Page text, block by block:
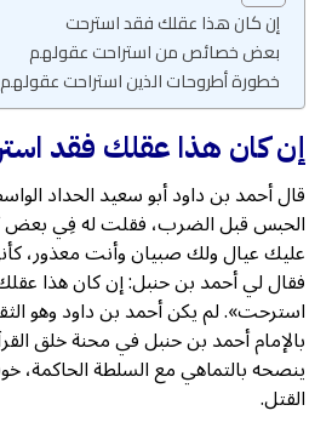
إن كان هذا عقلك فقد استرحت
بعض خصائص من استراحت عقولهم
خطورة أطروحات الذين استراحت عقولهم
إن كان هذا عقلك فقد
قال أحمد بن داود أبو سعيد الحداد
الحبس قبل الضرب، فقلت له فِي بعض
عليك عيال ولك صبيان وأنت معذور،
فقال لي أحمد بن حنبل: إن كان هذا
استرحت». لم يكن أحمد بن داود وهو
بالإمام أحمد بن حنبل في محنة خلق
ينصحه بالتماهي مع السلطة الحاكمة،
القتل.